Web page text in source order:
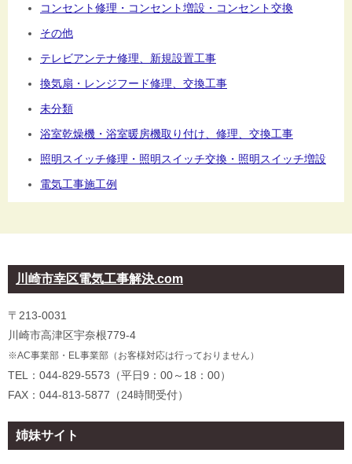
コンセント修理・コンセント増設・コンセント交換
その他
テレビアンテナ修理、新規設置工事
換気扇・レンジフード修理、交換工事
未分類
浴室乾燥機・浴室暖房機取り付け、修理、交換工事
照明スイッチ修理・照明スイッチ交換・照明スイッチ増設
電気工事施工例
川崎市幸区電気工事解決.com
〒213-0031
川崎市高津区宇奈根779-4
※AC事業部・EL事業部（お客様対応は行っておりません）
TEL：044-829-5573（平日9：00～18：00）
FAX：044-813-5877（24時間受付）
姉妹サイト